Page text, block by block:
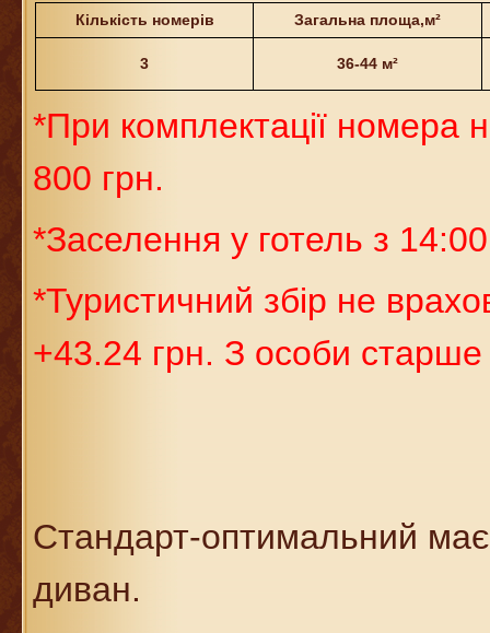
Кількість номерів Загальна площа,м²
3 36-44 м²
*При комплектації номера
800 грн.
*Заселення у готель з
*Туристичний збір не
+43.24 грн. З особи старше
Стандарт-оптимальний
диван.